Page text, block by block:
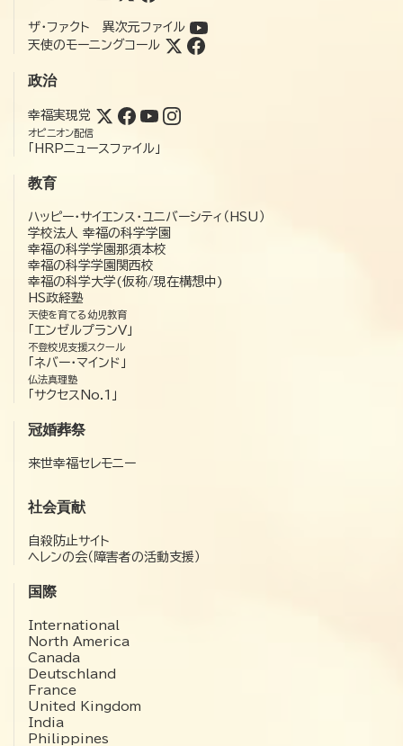
ザ・ファクト 異次元ファイル
天使のモーニングコール
政治
幸福実現党
オピニオン配信
「HRPニュースファイル」
教育
ハッピー・サイエンス・ユニバーシティ（HSU）
学校法人 幸福の科学学園
幸福の科学学園那須本校
幸福の科学学園関西校
幸福の科学大学(仮称/現在構想中)
HS政経塾
天使を育てる幼児教育
「エンゼルプランV」
不登校児支援スクール
「ネバー・マインド」
仏法真理塾
「サクセスNo.1」
冠婚葬祭
来世幸福セレモニー
社会貢献
自殺防止サイト
ヘレンの会（障害者の活動支援）
国際
International
North America
Canada
Deutschland
France
United Kingdom
India
Philippines